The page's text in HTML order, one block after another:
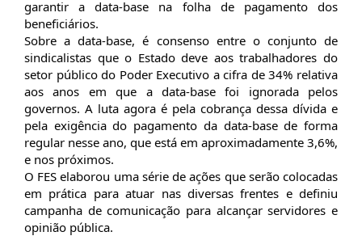
garantir a data-base na folha de pagamento dos
beneficiários.
Sobre a data-base, é consenso entre o conjunto de
sindicalistas que o Estado deve aos trabalhadores do
setor público do Poder Executivo a cifra de 34% relativa
aos anos em que a data-base foi ignorada pelos
governos. A luta agora é pela cobrança dessa dívida e
pela exigência do pagamento da data-base de forma
regular nesse ano, que está em aproximadamente 3,6%,
e nos próximos.
O FES elaborou uma série de ações que serão colocadas
em prática para atuar nas diversas frentes e definiu
campanha de comunicação para alcançar servidores e
opinião pública.